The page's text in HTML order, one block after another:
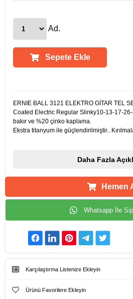
Ad.
Sepete Ekle
ERNIE BALL 3121 ELEKTRO GİTAR TEL
Coated Electric Regular Slinky10-13-17-
bakır ve %20 çinko kaplama.
Ekstra titanyum ile güçlendirilmiştir..
Daha Fazla
Hemen
Whatsapp İle
Karşılaştırma Listenize Ekleyin
Ürünü Favorilere Ekleyin